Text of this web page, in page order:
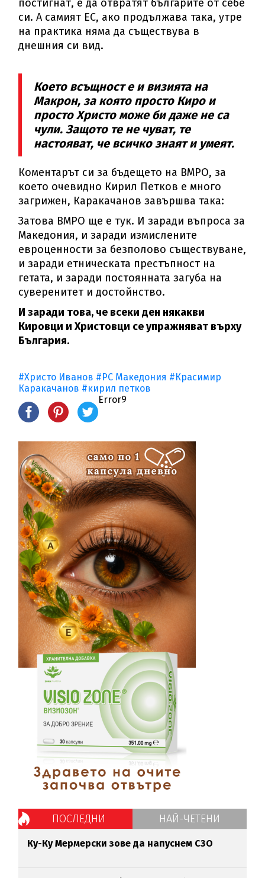
постигнат, е да отвратят българите от себе
си. А самият ЕС, ако продължава така, утре
на практика няма да съществува в
днешния си вид.
Което всъщност е и визията на
Макрон, за която просто Киро и
просто Христо може би даже не са
чули. Защото те не чуват, те
настояват, че всичко знаят и умеят.
Коментарът си за бъдещето на ВМРО, за
което очевидно Кирил Петков е много
загрижен, Каракачанов завършва така:
Затова ВМРО ще е тук. И заради въпроса за
Македония, и заради измислените
евроценности за безполово съществуване,
и заради етническата престъпност на
гетата, и заради постоянната загуба на
суверенитет и достойнство.
И заради това, че всеки ден някакви
Кировци и Христовци се упражняват върху
България.
#Христо Иванов #РС Македония #Красимир
Каракачанов #кирил петков
Error9
ПОСЛЕДНИ НАЙ-ЧЕТЕНИ
Ку-Ку Мермерски зове да напуснем СЗО